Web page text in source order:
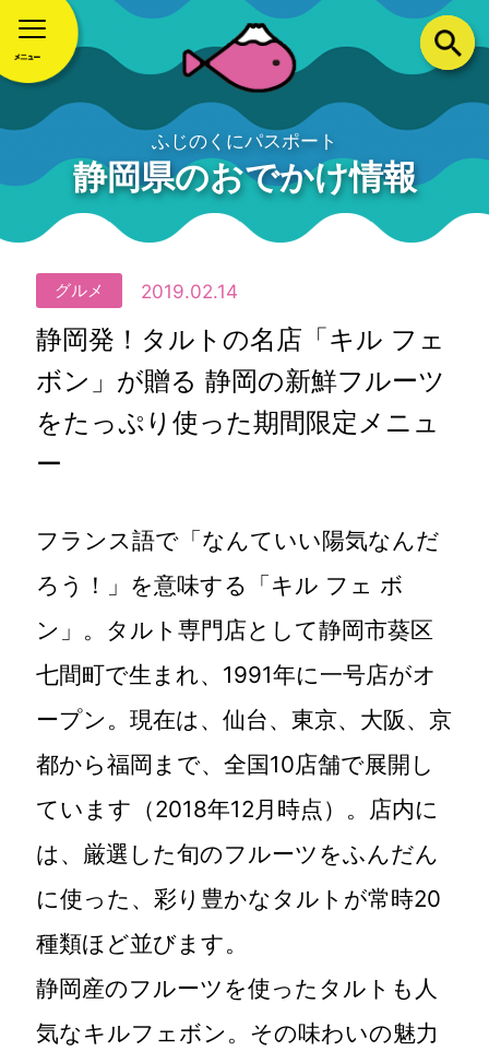
ふじのくにパスポート
静岡県のおでかけ情報
グルメ 2019.02.14
静岡発！タルトの名店「キル フェ
ボン」が贈る 静岡の新鮮フルーツ
をたっぷり使った期間限定メニュ
ー
フランス語で「なんていい陽気なんだ
ろう！」を意味する「キル フェ ボ
ン」。タルト専門店として静岡市葵区
七間町で生まれ、1991年に一号店がオ
ープン。現在は、仙台、東京、大阪、京
都から福岡まで、全国10店舗で展開し
ています（2018年12月時点）。店内に
は、厳選した旬のフルーツをふんだん
に使った、彩り豊かなタルトが常時20
種類ほど並びます。
静岡産のフルーツを使ったタルトも人
気なキルフェボン。その味わいの魅力